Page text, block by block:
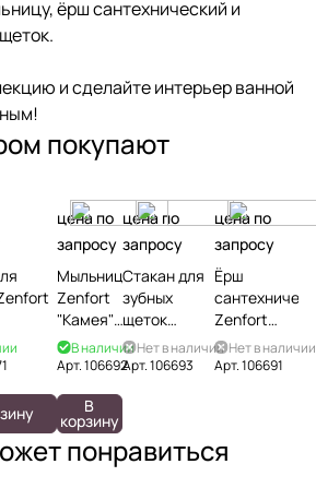
ёрш сантехнический и
и сделайте интерьер ванной
покупают
цена по
запросу
Мыльница
Zenfort
"Камея",
керамика
В наличии
Арт.106692
В
корзину
цена по
запросу
Стакан для
зубных
щеток
Zenfort
"Камея",
Нет в наличии
Арт.106693
цена по
запросу
Ёрш
Zenfort
"Камея",
керамика
Нет в наличии
Арт.106691
понравиться